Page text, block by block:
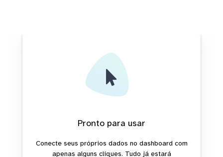
Pronto para usar
Conecte seus próprios dados no dashboard com
apenas alguns cliques. Tudo já estará